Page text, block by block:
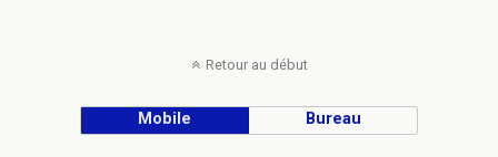
Retour au début
Mobile Bureau